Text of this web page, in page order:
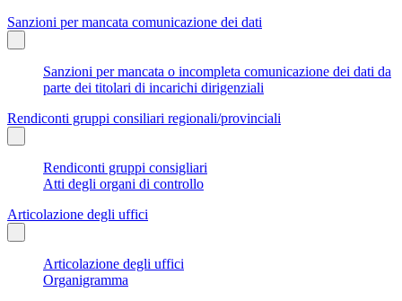
Sanzioni per mancata comunicazione dei dati
Sanzioni per mancata o incompleta comunicazione dei dati da
parte dei titolari di incarichi dirigenziali
Rendiconti gruppi consiliari regionali/provinciali
Rendiconti gruppi consigliari
Atti degli organi di controllo
Articolazione degli uffici
Articolazione degli uffici
Organigramma